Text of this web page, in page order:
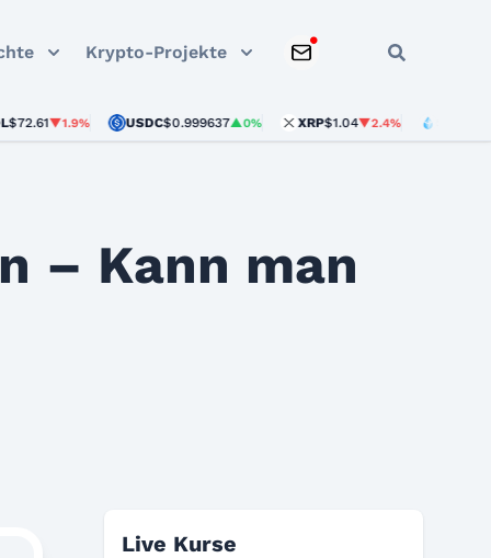
Krypto-Projekte
▼1.9% USDC$0.999637▲0% XRP $1.04▼2.4% STETH
– Kann man
Live Kurse